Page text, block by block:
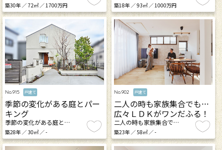
築30年 ／ 72㎡ ／ 1700万円 築18年 ／ 93㎡ ／ 1000万円
No.915 戸建て
季節の変化がある庭とパー
キング
季節の変化がある庭と…
築28年 ／ 30㎡ ／ -
No.902 戸建て
二人の時も家族集合でも…
広々ＬＤＫがワンだふる！
二人の時も家族集合で…
築23年 ／ 58㎡ ／ -